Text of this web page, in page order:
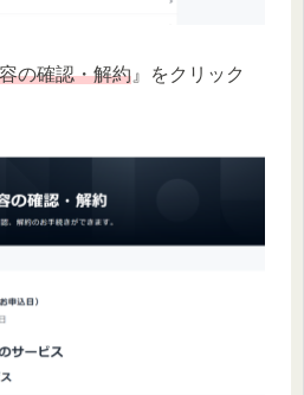
の確認・解約 』をクリック